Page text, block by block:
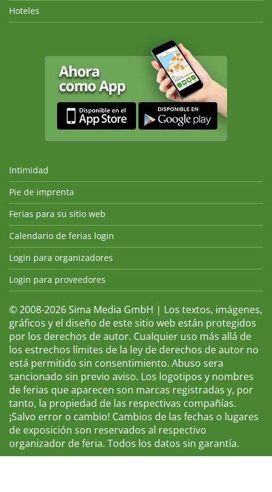
Hoteles
Intimidad
Pie de imprenta
Ferias para su sitio web
Calendario de ferias login
Login para organizadores
Login para proveedores
© 2008-2026 Sima Media GmbH | Los textos, imágenes,
gráficos y el diseño de este sitio web están protegidos
por los derechos de autor. Cualquier uso más allá de
los estrechos límites de la ley de derechos de autor no
está permitido sin consentimiento. Abuso sera
sancionado sin previo aviso. Los logotipos y nombres
de ferias que aparecen son marcas registradas y, por
tanto, la propiedad de las respectivas compañías.
¡Salvo error o cambio! Cambios de las fechas o lugares
de exposición son reservados al respectivo
organizador de feria. Todos los datos sin garantía.